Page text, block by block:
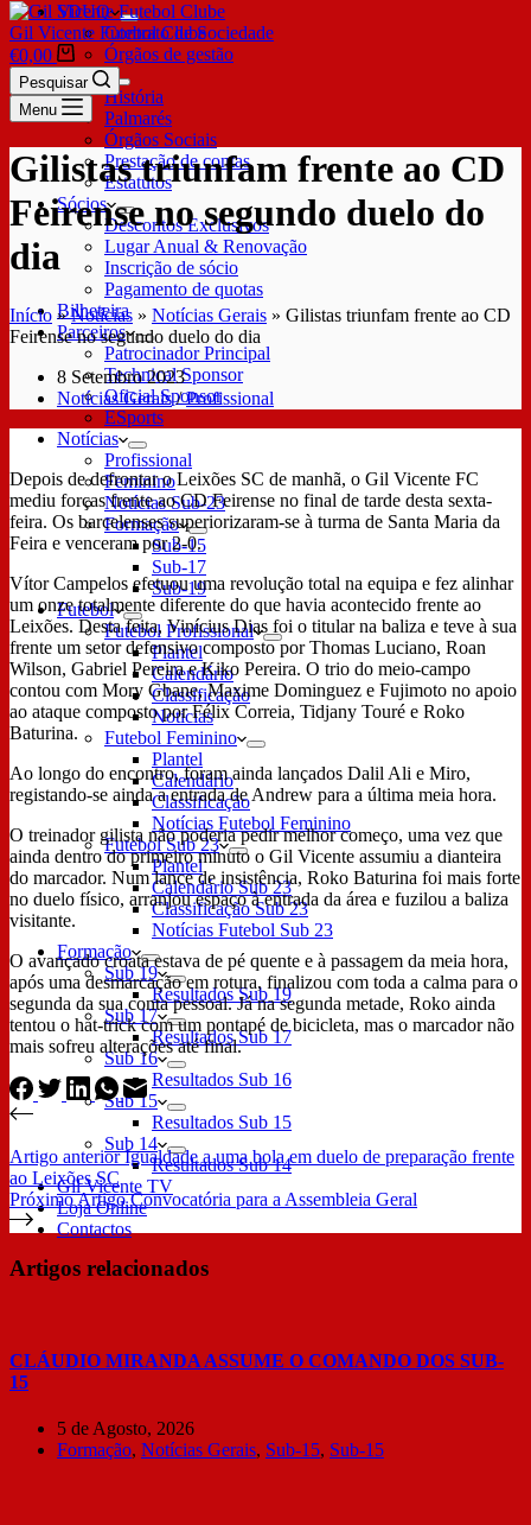
SDUQ
Contrato de Sociedade
Órgãos de gestão
Clube
História
Palmarés
Órgãos Sociais
Prestação de contas
Estatutos
Sócios
Descontos Exclusivos
Lugar Anual & Renovação
Inscrição de sócio
Pagamento de quotas
Bilheteira
Parceiros
Patrocinador Principal
Technical Sponsor
Oficial Sponsor
ESports
Notícias
Profissional
Feminino
Notícias Sub-23
Formação
Sub-15
Sub-17
Sub-19
Futebol
Futebol Profissional
Plantel
Calendário
Classificação
Notícias
Futebol Feminino
Plantel
Calendário
Classificação
Notícias Futebol Feminino
Futebol Sub 23
Plantel
Calendário Sub 23
Classificação Sub 23
Notícias Futebol Sub 23
Formação
Sub 19
Resultados Sub 19
Sub 17
Resultados Sub 17
Sub 16
Resultados Sub 16
Sub 15
Resultados Sub 15
Sub 14
Resultados Sub 14
Gil Vicente TV
Loja Online
Contactos
Gil Vicente Futebol Clube
€0,00
Pesquisar
Menu
Gilistas triunfam frente ao CD
Feirense no segundo duelo do
dia
Início »Notícias » Notícias Gerais » Gilistas triunfam frente ao CD
Feirense no segundo duelo do dia
8 Setembro 2023
Notícias Gerais/Profissional
Depois de defrontar o Leixões SC de manhã, o Gil Vicente FC
mediu forças frente ao CD Feirense no final de tarde desta sexta-
feira. Os barcelenses superiorizaram-se à turma de Santa Maria da
Feira e venceram por 2-0.
Vítor Campelos efetuou uma revolução total na equipa e fez alinhar
um onze totalmente diferente do que havia acontecido frente ao
Leixões. Desta feita, Vinícius Dias foi o titular na baliza e teve à sua
frente um setor defensivo composto por Thomas Luciano, Roan
Wilson, Gabriel Pereira e Kiko Pereira. O trio do meio-campo
contou com Mory Gbane, Maxime Dominguez e Fujimoto no apoio
ao ataque composto por Félix Correia, Tidjany Touré e Roko
Baturina.
Ao longo do encontro, foram ainda lançados Dalil Ali e Miro,
registando-se ainda a entrada de Andrew para a última meia hora.
O treinador gilista não poderia pedir melhor começo, uma vez que
ainda dentro do primeiro minuto o Gil Vicente assumiu a dianteira
do marcador. Num lance de insistência, Roko Baturina foi mais forte
no duelo físico, arranjou espaço à entrada da área e fuzilou a baliza
visitante.
O avançado croata estava de pé quente e à passagem da meia hora,
após uma desmarcação em rotura, finalizou com toda a calma para o
segunda da sua conta pessoal. Já na segunda metade, Roko ainda
tentou o hat-trick com um pontapé de bicicleta, mas o marcador não
mais sofreu alterações até final.
Artigo anteriorIgualdade a uma bola em duelo de preparação frente
ao Leixões SC
PróximoArtigo Convocatória para a Assembleia Geral
Artigos relacionados
CLÁUDIO MIRANDA ASSUME O COMANDO DOS SUB-
15
5 de Agosto, 2026
Formação, Notícias Gerais, Sub-15, Sub-15